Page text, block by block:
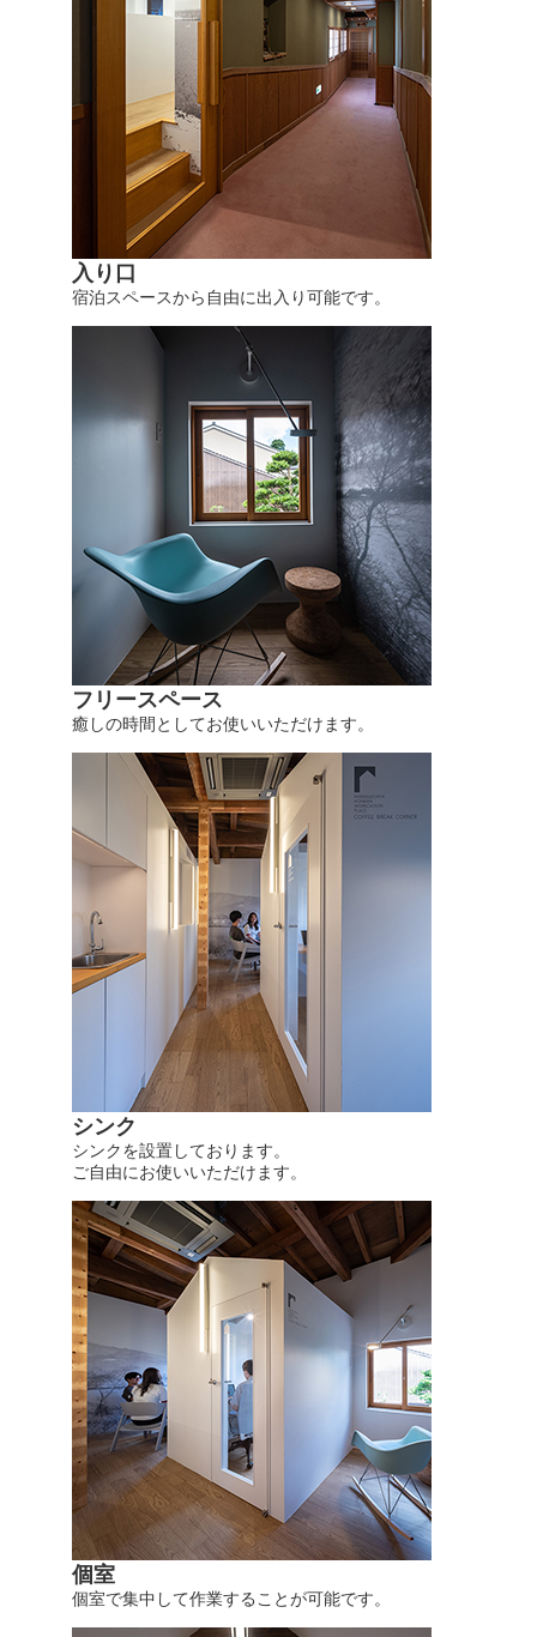
入り口
宿泊スペースから自由に出入り可能です。
フリースペース
癒しの時間としてお使いいただけます。
シンク
シンクを設置しております。
ご自由にお使いいただけます。
個室
個室で集中して作業することが可能です。